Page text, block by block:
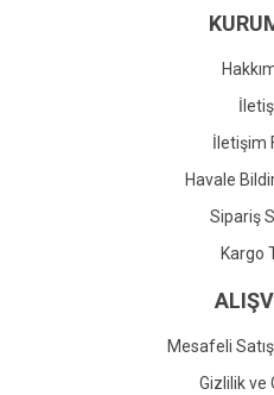
Ürün fiyatı diğer sitelerden
İletişim
Havale
Sipariş
Kargo
Mesafeli
Gizlilik ve